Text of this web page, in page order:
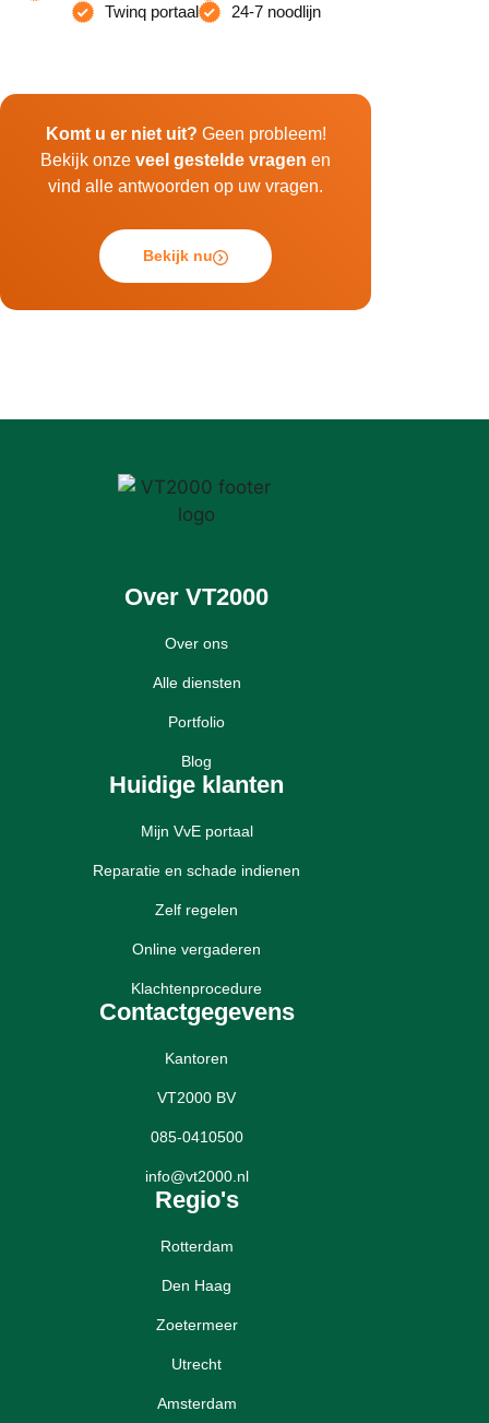
Twinq portaal
24-7 noodlijn
Komt u er niet uit? Geen probleem!
Bekijk onze veel gestelde vragen en
vind alle antwoorden op uw vragen.
Bekijk nu
Over VT2000
Over ons
Alle diensten
Portfolio
Blog
Huidige klanten
Mijn VvE portaal
Reparatie en schade indienen
Zelf regelen
Online vergaderen
Klachtenprocedure
Contactgegevens
Kantoren
VT2000 BV
085-0410500
info@vt2000.nl
Regio's
Rotterdam
Den Haag
Zoetermeer
Utrecht
Amsterdam